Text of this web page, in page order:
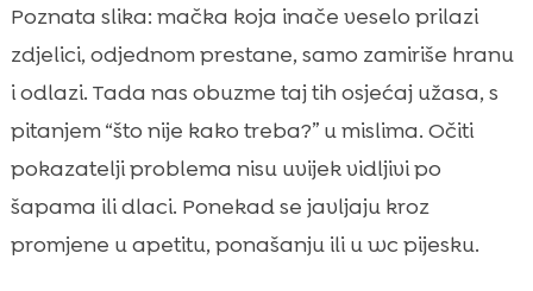
 Što je crijevna flora kod mačke i zašto je
važna
 Najčešći uzroci narušene crijevne flore
Simptomi koji upućuju na problem s
Kako veterinar postavlja dijagnozu i što
možemo očekivati
obnova crijevne flore kod mačke: realna
Poznata slika: mačka koja inače veselo prilazi
zdjelici, odjednom prestane, samo zamiriše hranu
i odlazi. Tada nas obuzme taj tih osjećaj užasa, s
pitanjem “što nije kako treba?” u mislima. Očiti
pokazatelji problema nisu uvijek vidljivi po
šapama ili dlaci. Ponekad se javljaju kroz
promjene u apetitu, ponašanju ili u wc pijesku.